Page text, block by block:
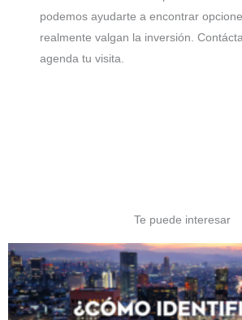
podemos ayudarte a encontrar
realmente valgan la inversión.
agenda tu visita.
Te puede interesar